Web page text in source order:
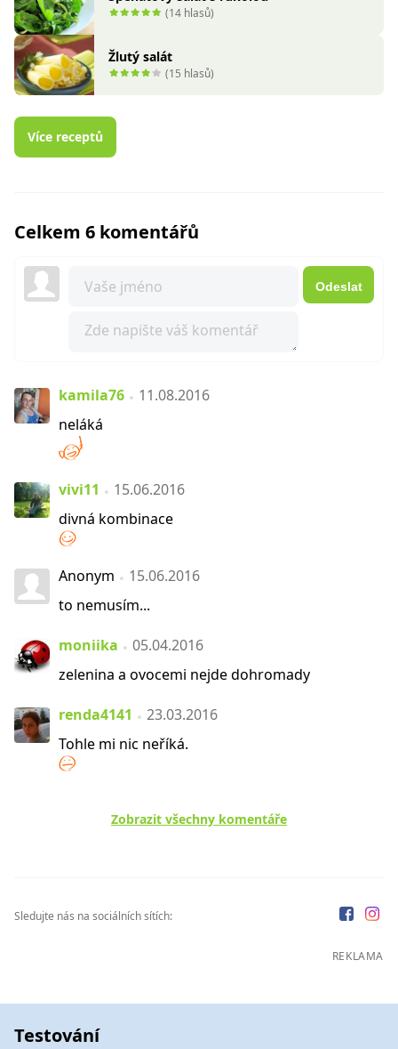
(14 hlasů)
Žlutý salát
(15 hlasů)
Více receptů
Celkem 6 komentářů
Odeslat
kamila76
11.08.2016
neláká
vivi11
15.06.2016
divná kombinace
Anonym
15.06.2016
to nemusím...
moniika
05.04.2016
zelenina a ovocemi nejde dohromady
renda4141
23.03.2016
Tohle mi nic neříká.
Zobrazit všechny komentáře
Sledujte nás na sociálních sítích:
REKLAMA
Testování